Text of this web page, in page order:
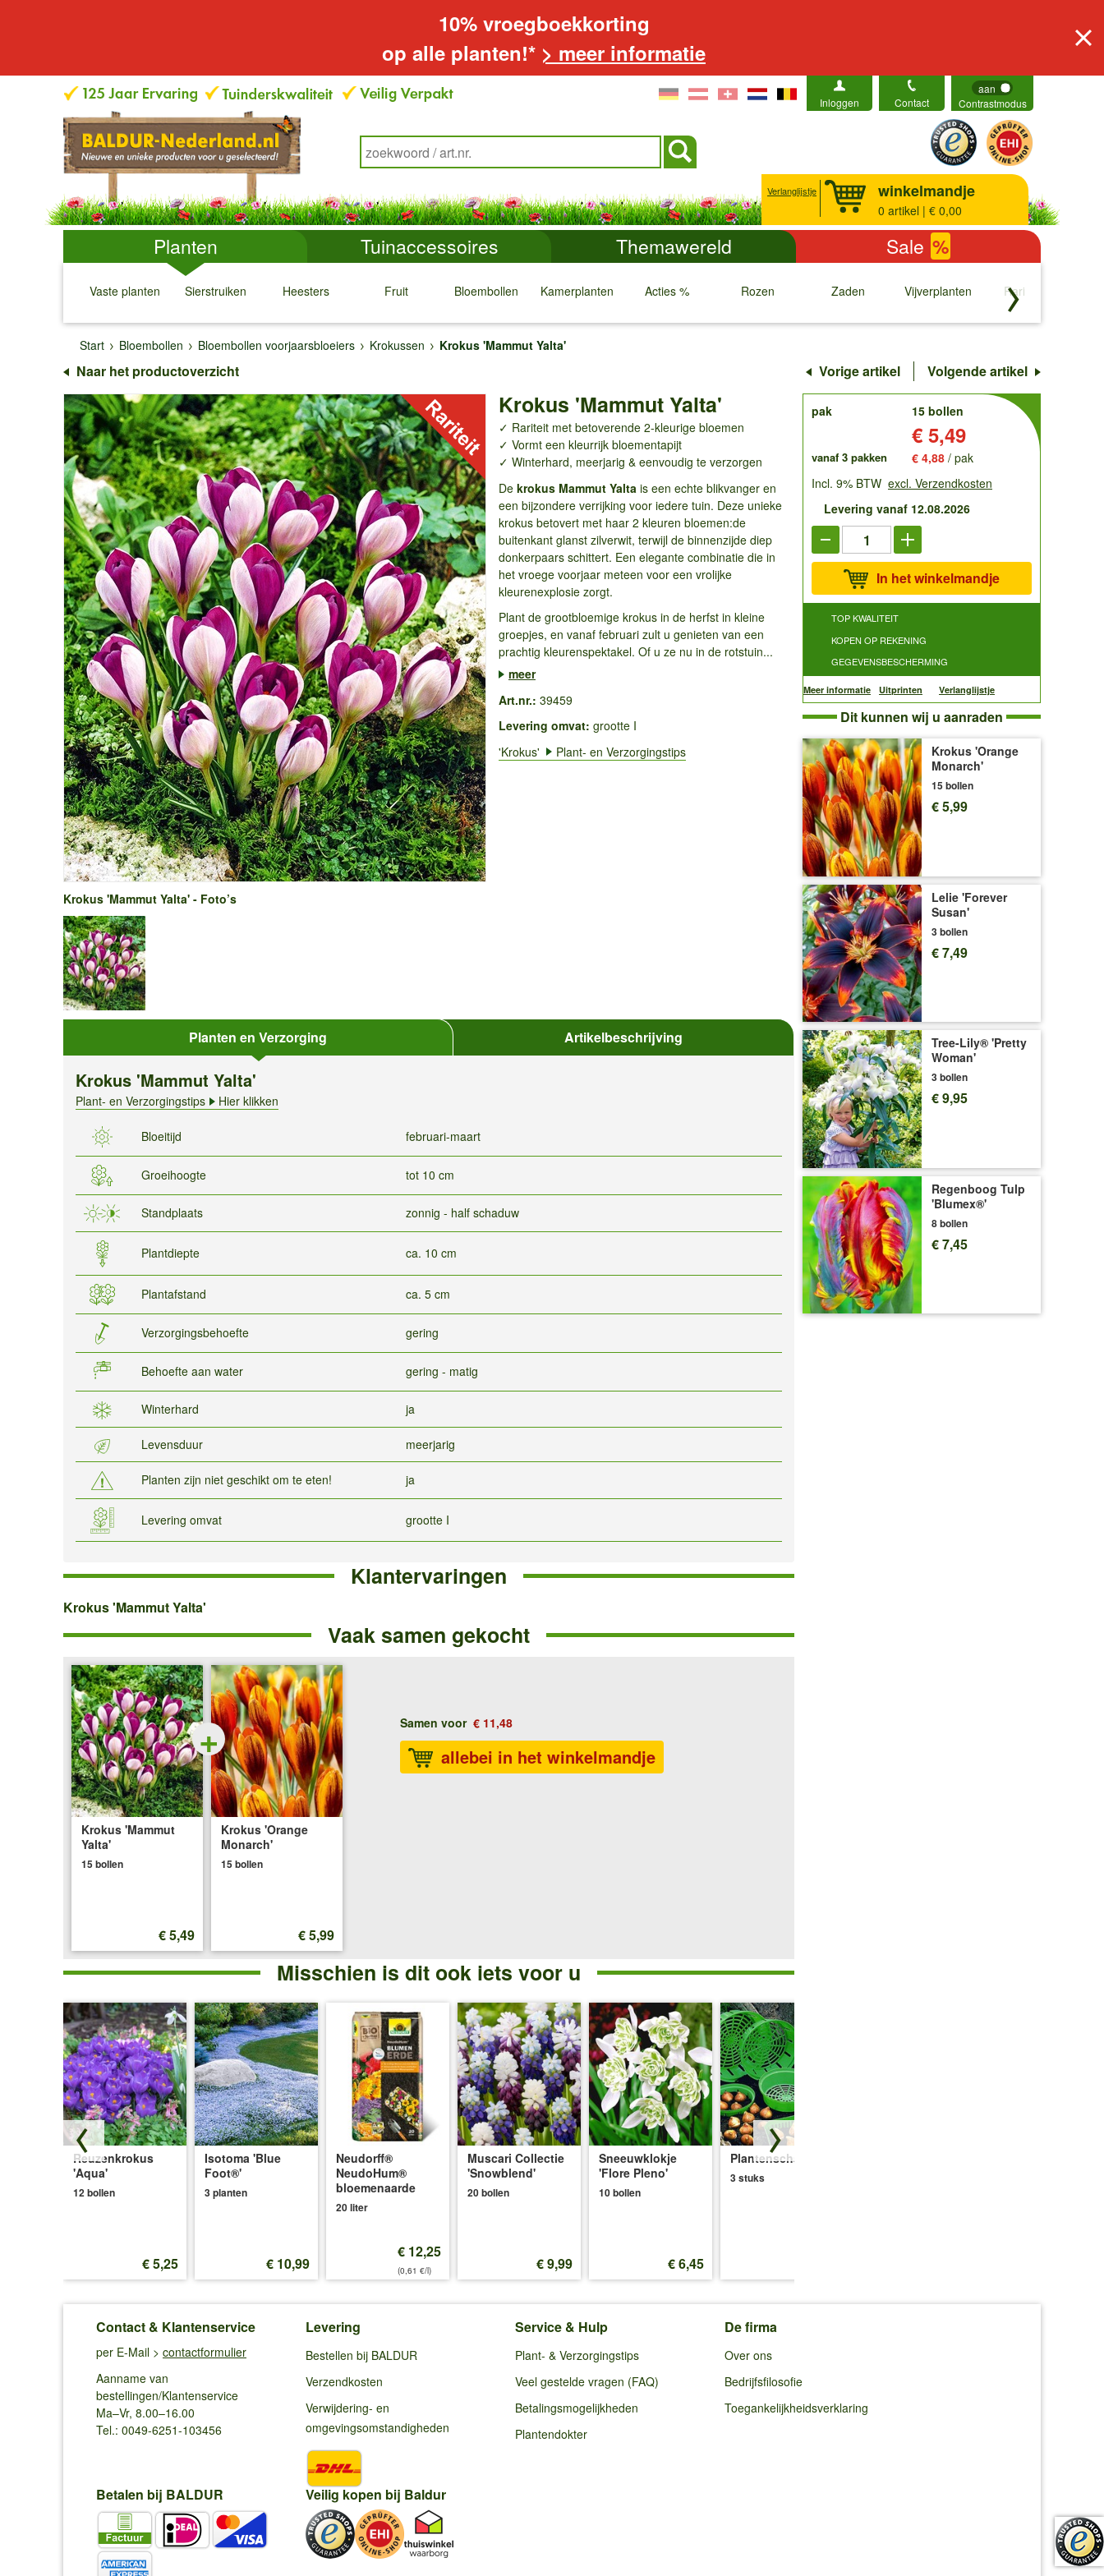
10% vroegboekkorting
op alle planten!* > meer informatie
Inloggen Contact
aan
Contrastmodus
Verlanglijstje winkelmandje
0 artikel | € 0,00
Planten Tuinaccessoires Themawereld Sale %
Vaste planten
↓
Sierstruiken
↓
Heesters
↓
Fruit
↓
Bloembollen
↓
Kamerplanten
↓
Acties %
↓
Rozen
↓
Zaden
↓
Vijverplanten
↓
Rariteiten
↓
Start
Bloembollen Bloembollen voorjaarsbloeiers Krokussen Krokus 'Mammut Yalta'
Naar het productoverzicht Vorige artikel Volgende artikel
Krokus 'Mammut Yalta'
✓ Rariteit met betoverende 2-kleurige bloemen
✓ Vormt een kleurrijk bloementapijt
✓ Winterhard, meerjarig & eenvoudig te verzorgen
De krokus Mammut Yalta is een echte blikvanger en
een bijzondere verrijking voor iedere tuin. Deze unieke
krokus betovert met haar 2 kleuren bloemen:de
buitenkant glanst zilverwit, terwijl de binnenzijde diep
donkerpaars schittert. Een elegante combinatie die in
het vroege voorjaar meteen voor een vrolijke
kleurenexplosie zorgt.
Plant de grootbloemige krokus in de herfst in kleine
groepjes, en vanaf februari zult u genieten van een
prachtig kleurenspektakel. Of u ze nu in de rotstuin...
meer
Art.nr.: 39459
Levering omvat: grootte I
'Krokus'
Plant- en Verzorgingstips
Krokus 'Mammut Yalta' - Foto’s
Planten en Verzorging Artikelbeschrijving
Krokus 'Mammut Yalta'
Plant- en Verzorgingstips Hier klikken
Bloeitijd februari-maart
Groeihoogte tot 10 cm
Standplaats zonnig - half schaduw
Plantdiepte ca. 10 cm
Plantafstand ca. 5 cm
Verzorgingsbehoefte gering
Behoefte aan water gering - matig
Winterhard ja
Levensduur meerjarig
Planten zijn niet geschikt om te eten! ja
Levering omvat grootte I
Klantervaringen
Krokus
Krokus 'Mammut Yalta'
Vaak samen gekocht
Krokus 'Mammut
Yalta'
15 bollen
€ 5,49
+
Krokus 'Orange
Monarch'
15 bollen
€ 5,99
Samen voor € 11,48
allebei in het winkelmandje
Misschien is dit ook iets voor u
Reuzenkrokus
'Aqua'
12 bollen
€ 5,25
Isotoma 'Blue
Foot®'
3 planten
€ 10,99
Neudorff®
NeudoHum®
bloemenaarde
20 liter
€ 12,25
(0,61 €/l)
Muscari Collectie
'Snowblend'
20 bollen
€ 9,99
Sneeuwklokje
'Flore Pleno'
10 bollen
€ 6,45
Plantenschalen
3 stuks
order
pak
15 bollen
€ 5,49
vanaf 3 pakken € 4,88 / pak
Incl. 9% BTW excl. Verzendkosten
Levering vanaf 12.08.2026
In het winkelmandje
TOP KWALITEIT
KOPEN OP REKENING
GEGEVENSBESCHERMING
Meer informatie Uitprinten Verlanglijstje
Dit kunnen wij u aanraden
Krokus 'Orange
Monarch'
15 bollen
€ 5,99
Lelie 'Forever
Susan'
3 bollen
€ 7,49
Tree-Lily® 'Pretty
Woman'
3 bollen
€ 9,95
Regenboog Tulp
'Blumex®'
8 bollen
€ 7,45
Contact & Klantenservice
per E-Mail > contactformulier
Aanname van
bestellingen/Klantenservice
Ma–Vr, 8.00–16.00
Tel.: 0049-6251-103456
Levering
Bestellen bij BALDUR
Verzendkosten
Verwijdering- en
omgevingsomstandigheden
Service & Hulp
Plant- & Verzorgingstips
Veel gestelde vragen (FAQ)
Betalingsmogelijkheden
Plantendokter
De firma
Over ons
Bedrijfsfilosofie
Toegankelijkheidsverklaring
Betalen bij BALDUR Veilig kopen bij Baldur